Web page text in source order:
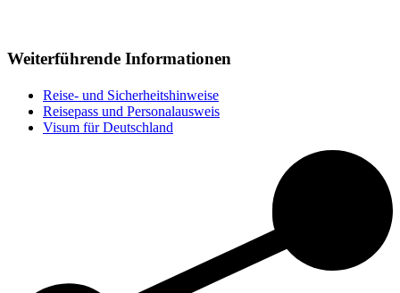
Weiterführende Informationen
Reise- und Sicherheitshinweise
Reisepass und Personalausweis
Visum für Deutschland